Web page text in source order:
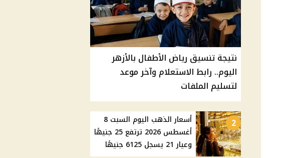
نتيجة تنسيق رياض الأطفال بالأزهر
اليوم.. رابط الاستعلام وآخر موعد
لتسليم الملفات
2
أسعار الذهب اليوم السبت 8
أغسطس 2026 ترتفع 25 جنيهًا
وعيار 21 يسجل 6125 جنيهًا